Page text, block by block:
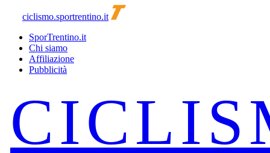
ciclismo.sportrentino.it
SporTrentino.it
Chi siamo
Affiliazione
Pubblicità